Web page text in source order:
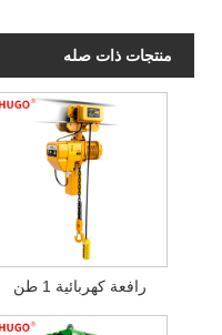
منتجات ذات صله
رافعة كهربائية 1 طن